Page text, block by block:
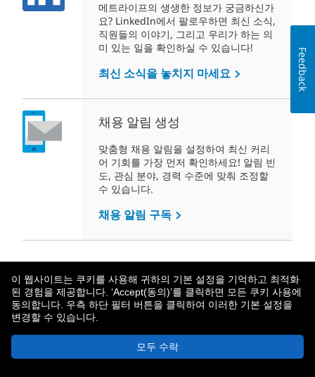
이 웹사이트는 쿠키를 사용해 귀하의 기본 설정을 기억하고 최적화
된 경험을 제공합니다. ‘Accept(동의)’를 클릭하면 모든 쿠키 사용에
동의합니다. 우측 하단 필터 버튼을 클릭하여 이러한 기본 설정을
변경할 수 있습니다.
모두 수락
메트라이프의 생생한 정보가 궁금하신가
요? LinkedIn에서 팔로우하면 최신 소식,
직원들의 이야기, 그리고 우리가 하는 의
미 있는 일을 확인하실 수 있습니다!
최신 소식을 놓치지 마세요
채용 알림 생성
맞춤형 채용 알림을 설정하여 최신 커리
어 기회를 가장 먼저 확인하세요! 알림 빈
도, 관심 분야, 경력 수준에 맞춰 조정할
수 있습니다.
채용 알림 구독
메트라이프 소개 개인정보보호 정책
© 2026 MetLife Services and Solutions, LLC.
Feedback